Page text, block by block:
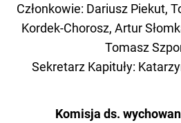
Członkowie: Dariusz Piekut,
Kordek-Chorosz, Artur
Tomasz
Sekretarz Kapituły:
Komisja ds.